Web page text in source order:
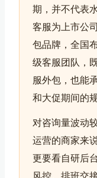
期，并不代表
客服为上市公
包品牌，全国
级客服团队，
服外包，也能
和大促期间的
对咨询量波动
运营的商家来
更要看自研后